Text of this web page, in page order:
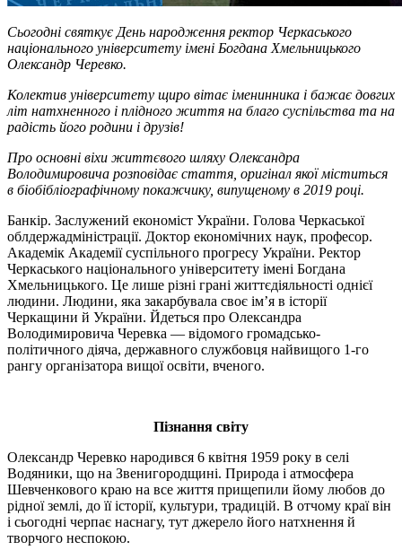
Сьогодні святкує День народження ректор Черкаського
національного університету імені Богдана Хмельницького
Олександр Черевко.
Колектив університету щиро вітає іменинника і бажає довгих
літ натхненного і плідного життя на благо суспільства та на
радість його родини і друзів!
Про основні віхи життєвого шляху Олександра
Володимировича розповідає стаття, оригінал якої міститься
в біобібліографічному покажчику, випущеному в 2019 році.
Банкір. Заслужений економіст України. Голова Черкаської
облдержадміністрації. Доктор економічних наук, професор.
Академік Академії суспільного прогресу України. Ректор
Черкаського національного університету імені Богдана
Хмельницького. Це лише різні грані життєдіяльності однієї
людини. Людини, яка закарбувала своє ім’я в історії
Черкащини й України. Йдеться про Олександра
Володимировича Черевка — відомого громадсько-
політичного діяча, державного службовця найвищого 1-го
рангу організатора вищої освіти, вченого.
Пізнання світу
Олександр Черевко народився 6 квітня 1959 року в селі
Водяники, що на Звенигородщині. Природа і атмосфера
Шевченкового краю на все життя прищепили йому любов до
рідної землі, до її історії, культури, традицій. В отчому краї він
і сьогодні черпає наснагу, тут джерело його натхнення й
творчого неспокою.